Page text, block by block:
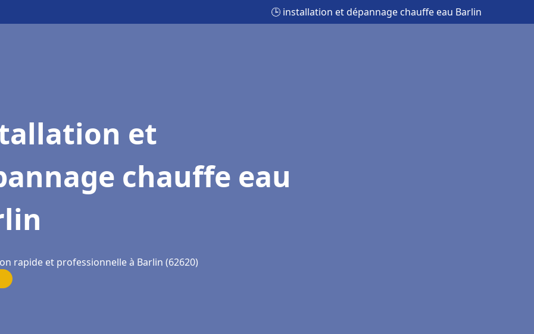
🕒 installation et dépannage chauffe eau Barlin
et
chauffe eau
rapide et professionnelle à Barlin (62620)